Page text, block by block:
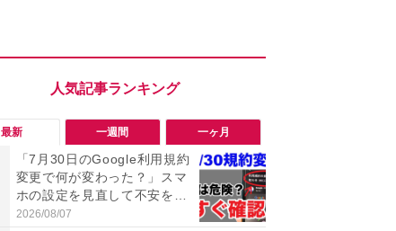
最新 一週間 一ヶ月
「7月30日のGoogle利用規約
変更で何が変わった？」スマ
ホの設定を見直して不安を解
消！
2026/08/07